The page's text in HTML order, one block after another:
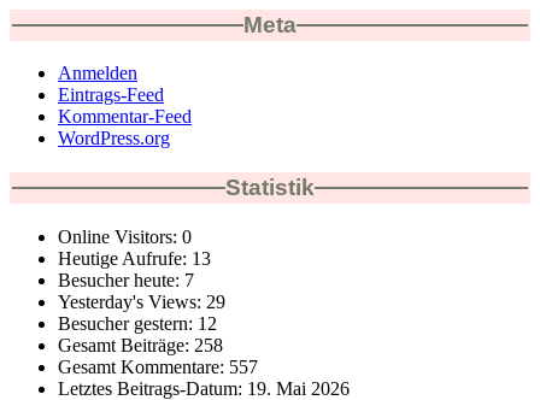
Meta
Anmelden
Eintrags-Feed
Kommentar-Feed
WordPress.org
Statistik
Online Visitors: 0
Heutige Aufrufe: 13
Besucher heute: 7
Yesterday's Views: 29
Besucher gestern: 12
Gesamt Beiträge: 258
Gesamt Kommentare: 557
Letztes Beitrags-Datum: 19. Mai 2026